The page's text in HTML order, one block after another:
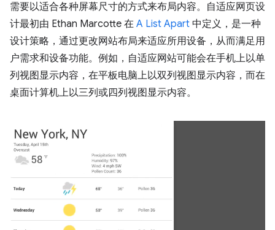
需要以适合各种屏幕尺寸的方式来布局内容。自适应网页设
计最初由 Ethan Marcotte 在 A List Apart 中定义，是一种
设计策略，通过更改网站布局来适应所用设备，从而满足用
户需求和设备功能。例如，自适应网站可能会在手机上以单
列视图显示内容，在平板电脑上以双列视图显示内容，而在
桌面计算机上以三列或四列视图显示内容。